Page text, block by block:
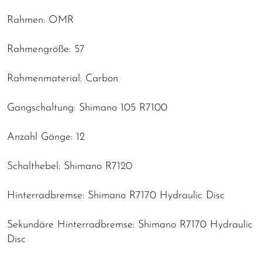
Rahmen: OMR
Rahmengröße: 57
Rahmenmaterial: Carbon
Gangschaltung: Shimano 105 R7100
Anzahl Gänge: 12
Schalthebel: Shimano R7120
Hinterradbremse: Shimano R7170 Hydraulic Disc
Sekundäre Hinterradbremse: Shimano R7170 Hydraulic
Disc